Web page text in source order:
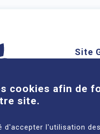
Site
cookies afin de
site.
d'accepter l'utilisation